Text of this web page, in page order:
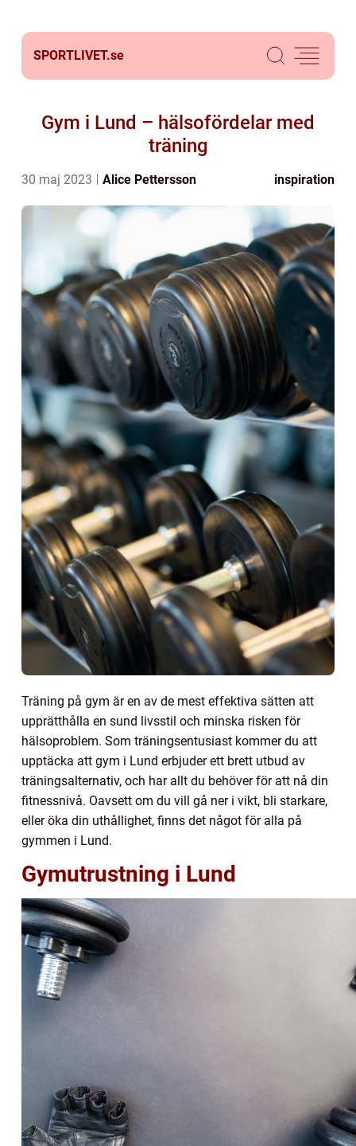
SPORTLIVET.se
Gym i Lund – hälsofördelar med
träning
30 maj 2023 Alice Pettersson inspiration
Träning på gym är en av de mest effektiva sätten att
upprätthålla en sund livsstil och minska risken för
hälsoproblem. Som träningsentusiast kommer du att
upptäcka att gym i Lund erbjuder ett brett utbud av
träningsalternativ, och har allt du behöver för att nå din
fitnessnivå. Oavsett om du vill gå ner i vikt, bli starkare,
eller öka din uthållighet, finns det något för alla på
gymmen i Lund.
Gymutrustning i Lund